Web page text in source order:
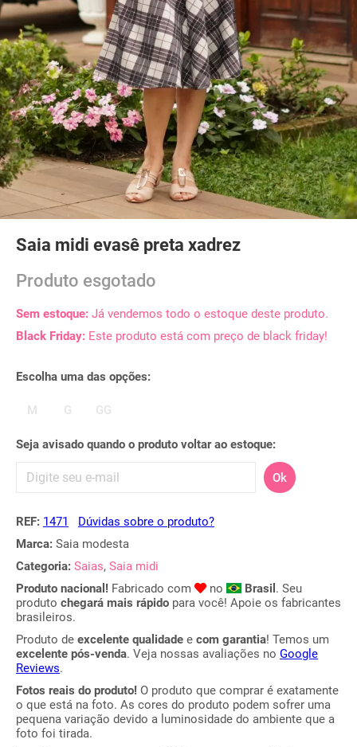
Saia midi evasê preta xadrez
Produto esgotado
Sem estoque: Já vendemos todo o estoque deste produto.
Black Friday: Este produto está com preço de black friday!
Escolha uma das opções:
M G GG
Seja avisado quando o produto voltar ao estoque:
Ok
REF: 1471
Dúvidas sobre o produto?
Marca: Saia modesta
Categoria: Saias, Saia midi
Produto nacional! Fabricado com no Brasil . Seu
produto chegará mais rápido para você! Apoie os fabricantes
brasileiros.
Produto de excelente qualidade e com garantia! Temos um
excelente pós-venda. Veja nossas avaliações no Google
Reviews.
Fotos reais do produto! O produto que comprar é exatamente
o que está na foto. As cores do produto podem sofrer uma
pequena variação devido a luminosidade do ambiente que a
foto foi tirada.